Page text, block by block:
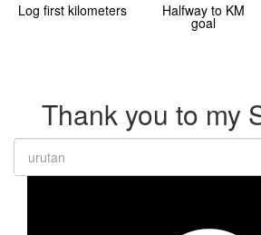
Log first kilometers Halfway to KM
goal
Thank you to my
urutan